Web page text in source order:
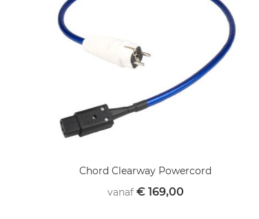
Chord Clearway Powercord
vanaf € 169,00